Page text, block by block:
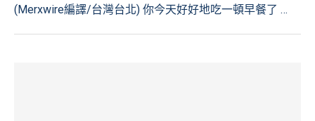
(Merxwire編譯/台灣台北) 你今天好好地吃一頓早餐了 …